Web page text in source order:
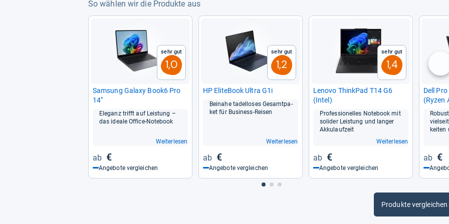
So wählen wir die Produkte aus
Sehr gut
1,0
Sam­sung Galaxy Book6 Pro
14"
Ele­ganz trifft auf Leis­tung –
das ideale Office-​Note­book
Weiterlesen
€
Angebote vergleichen
Sehr gut
1,2
HP Eli­te­Book Ultra G1i
Bei­nahe tadel­lo­ses Gesamt­pa­
ket für Busi­ness-​Rei­sen
Weiterlesen
€
Angebote vergleichen
Sehr gut
1,4
Lenovo Think­Pad T14 G6
(Intel)
Pro­fes­sio­nel­les Note­book mit
soli­der Leis­tung und lan­ger
Akku­lauf­zeit
Weiterlesen
€
Angebote vergleichen
Dell Pro
(Ryzen
RAM,
kei­ten
€
Produkte vergleichen